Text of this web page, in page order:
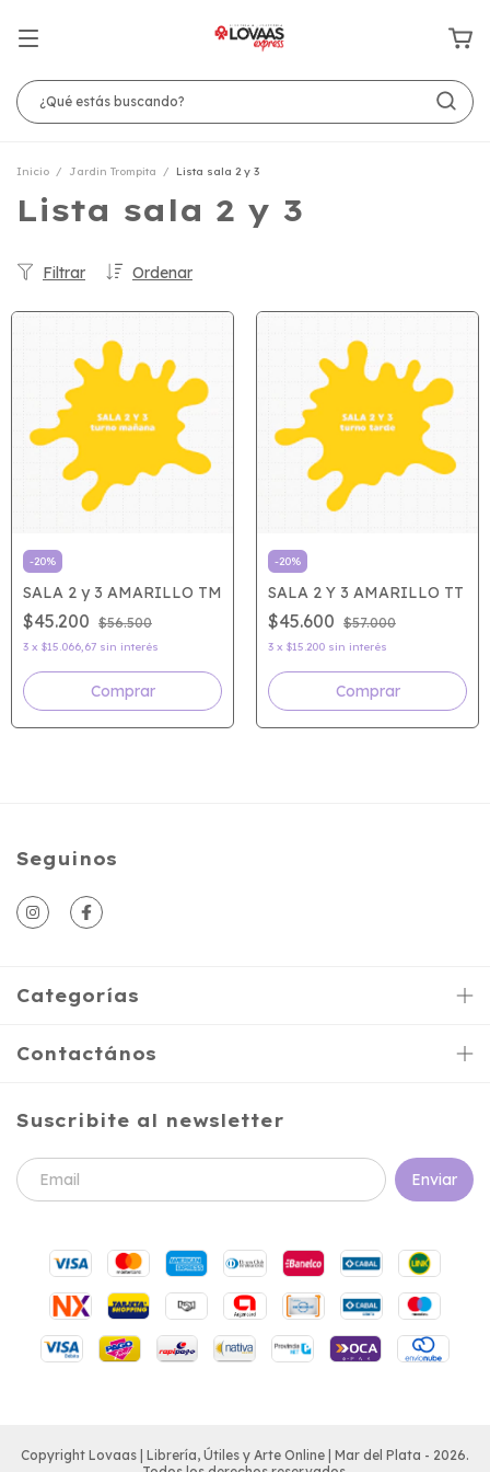
Inicio / Jardin Trompita / Lista sala 2 y 3
Lista sala 2 y 3
Ordenar
Filtrar
-20%
SALA 2 y 3 AMARILLO TM
$45.200 $56.500
3 x $15.066,67 sin interés
-20%
SALA 2 Y 3 AMARILLO TT
$45.600 $57.000
3 x $15.200 sin interés
Seguinos
Categorías
Contactános
Suscribite al newsletter
Copyright Lovaas | Librería, Útiles y Arte Online | Mar del Plata - 2026.